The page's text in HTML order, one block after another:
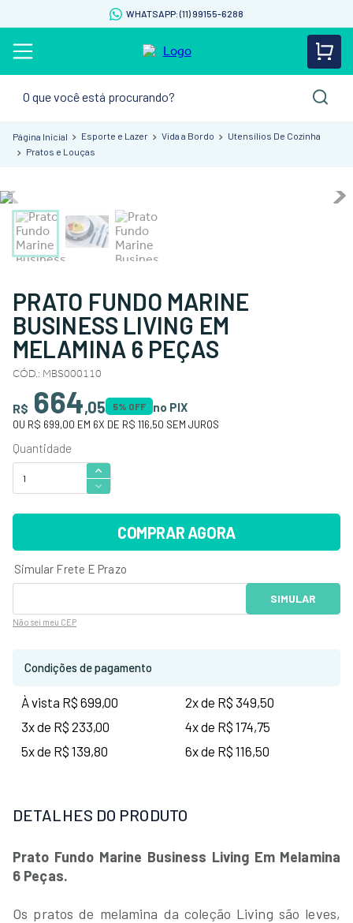
WHATSAPP: (11) 99155-6288
Esporte e Lazer Vida a Bordo
Utensílios De Cozinha
Pratos e Louças
PRATO FUNDO MARINE
BUSINESS LIVING EM
MELAMINA 6 PEÇAS
CÓD.: MBS000110
R$ 664,05 5% OFF no PIX
OU R$ 699,00 EM 6X DE R$ 116,50 SEM JUROS
COMPRAR AGORA
Não sei meu CEP
Condições de pagamento
À vista R$ 699,00
2x de R$ 349,50
3x de R$ 233,00
4x de R$ 174,75
5x de R$ 139,80
6x de R$ 116,50
DETALHES DO PRODUTO
Prato Fundo Marine Business Living Em Melamina
6 Peças.
Os pratos de melamina da coleção Living são leves,